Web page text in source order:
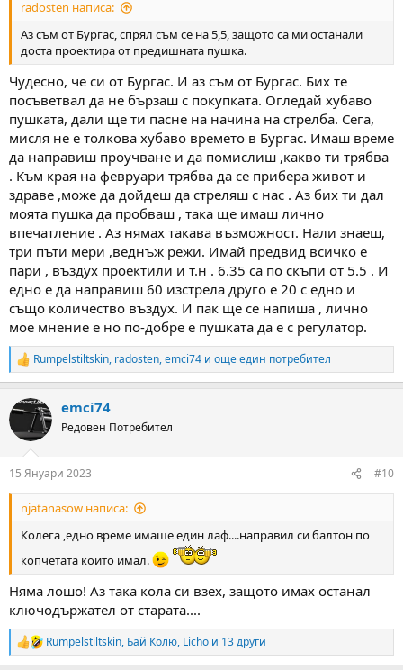
radosten написа:
Аз съм от Бургас, спрял съм се на 5,5, защото са ми останали
доста проектира от предишната пушка.
Чудесно, че си от Бургас. И аз съм от Бургас. Бих те
посъветвал да не бързаш с покупката. Огледай хубаво
пушката, дали ще ти пасне на начина на стрелба. Сега,
мисля не е толкова хубаво времето в Бургас. Имаш време
да направиш проучване и да помислиш ,какво ти трябва
. Към края на февруари трябва да се прибера живот и
здраве ,може да дойдеш да стреляш с нас . Аз бих ти дал
моята пушка да пробваш , така ще имаш лично
впечатление . Аз нямах такава възможност. Нали знаеш,
три пъти мери ,веднъж режи. Имай предвид всичко е
пари , въздух проектили и т.н . 6.35 са по скъпи от 5.5 . И
едно е да направиш 60 изстрела друго е 20 с едно и
също количество въздух. И пак ще се напиша , лично
мое мнение е но по-добре е пушката да е с регулатор.
R
e
c
i
s
:
Rumpelstiltskin, radosten,emci74 и още един потребител
emci74
Редовен Потребител
15 Януари 2023 #10
njatanasow написа:
Колега ,едно време имаше един лаф....направил си балтон по
копчетата които имал.
Няма лошо! Аз така кола си взех, защото имах останал
ключодържател от старата....
R
e
Rumpelstiltskin, Бай Колю, Licho и 13 други